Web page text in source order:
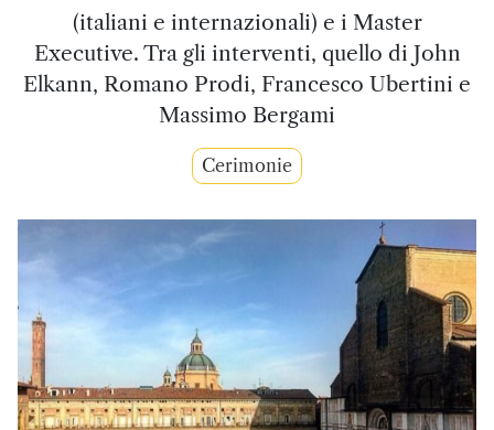
(italiani e internazionali) e i Master
Executive. Tra gli interventi, quello di John
Elkann, Romano Prodi, Francesco Ubertini e
Massimo Bergami
Cerimonie